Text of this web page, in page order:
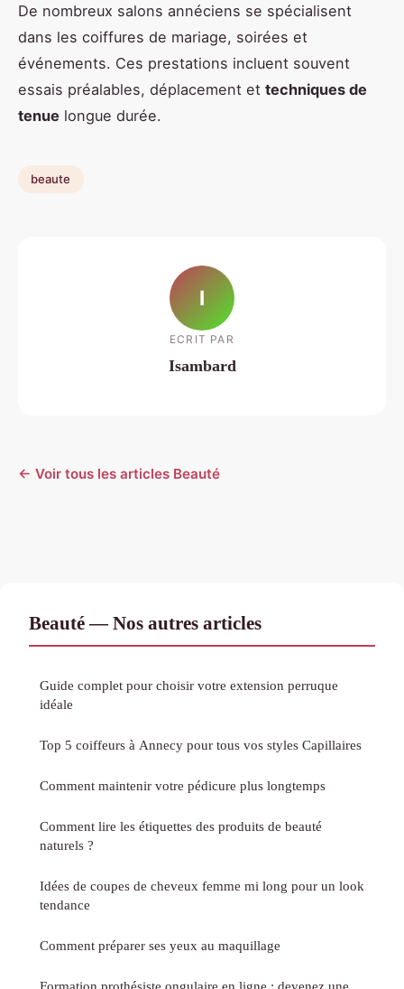
De nombreux salons annéciens se spécialisent
dans les coiffures de mariage, soirées et
événements. Ces prestations incluent souvent
essais préalables, déplacement et techniques de
tenue longue durée.
beaute
I
ECRIT PAR
Isambard
← Voir tous les articles Beauté
Beauté — Nos autres articles
Guide complet pour choisir votre extension perruque
idéale
Top 5 coiffeurs à Annecy pour tous vos styles Capillaires
Comment maintenir votre pédicure plus longtemps
Comment lire les étiquettes des produits de beauté
naturels ?
Idées de coupes de cheveux femme mi long pour un look
tendance
Comment préparer ses yeux au maquillage
Formation prothésiste ongulaire en ligne : devenez une